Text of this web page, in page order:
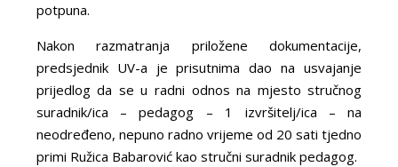
potpuna.
Nakon razmatranja priložene dokumentacije,
predsjednik UV-a je prisutnima dao na usvajanje
prijedlog da se u radni odnos na mjesto stručnog
suradnik/ica – pedagog – 1 izvršitelj/ica – na
neodređeno, nepuno radno vrijeme od 20 sati tjedno
primi Ružica Babarović kao stručni suradnik pedagog.